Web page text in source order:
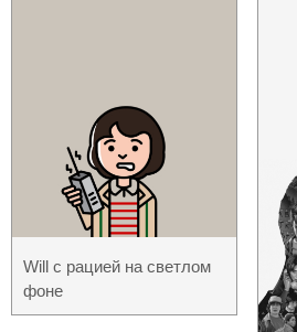
Will с рацией на светлом
фоне